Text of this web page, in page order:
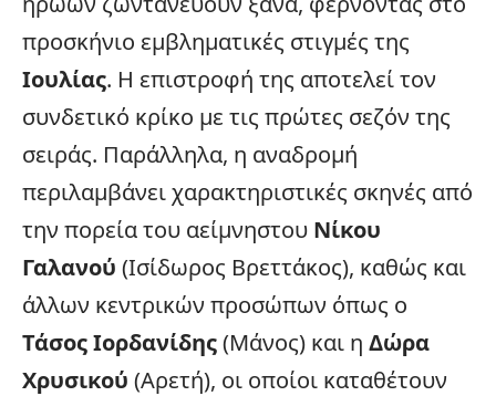
προσκήνιο εμβληματικές στιγμές της
Ιουλίας. Η επιστροφή της αποτελεί τον
συνδετικό κρίκο με τις πρώτες σεζόν της
σειράς. Παράλληλα, η αναδρομή
περιλαμβάνει χαρακτηριστικές σκηνές από
την πορεία του αείμνηστου Νίκου
Γαλανού (Ισίδωρος Βρεττάκος), καθώς και
άλλων κεντρικών προσώπων όπως ο
Τάσος Ιορδανίδης(Μάνος) και η Δώρα
Χρυσικού (Αρετή), οι οποίοι καταθέτουν